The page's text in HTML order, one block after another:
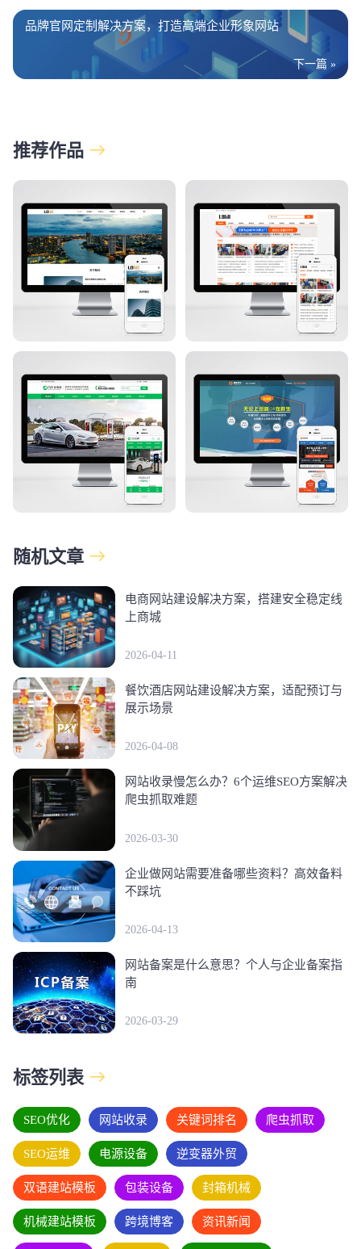
品牌官网定制解决方案，打造高端企业形象网站
下一篇 »
推荐作品
随机文章
电商网站建设解决方案，搭建安全稳定线
上商城
2026-04-11
餐饮酒店网站建设解决方案，适配预订与
展示场景
2026-04-08
网站收录慢怎么办？6个运维SEO方案解决
爬虫抓取难题
2026-03-30
企业做网站需要准备哪些资料？高效备料
不踩坑
2026-04-13
网站备案是什么意思？个人与企业备案指
南
2026-03-29
标签列表
SEO优化 网站收录 关键词排名 爬虫抓取
SEO运维 电源设备 逆变器外贸
双语建站模板 包装设备 封箱机械
机械建站模板 跨境博客 资讯新闻